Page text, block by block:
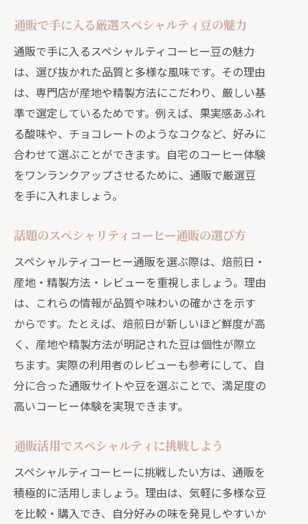
通販で手に入る厳選スペシャルティ豆の魅力
通販で手に入るスペシャルティコーヒー豆の魅力
は、選び抜かれた品質と多様な風味です。その理由
は、専門店が産地や精製方法にこだわり、厳しい基
準で選定しているためです。例えば、果実感あふれ
る酸味や、チョコレートのようなコクなど、好みに
合わせて選ぶことができます。自宅のコーヒー体験
をワンランクアップさせるために、通販で厳選豆
を手に入れましょう。
話題のスペシャリティコーヒー通販の選び方
スペシャルティコーヒー通販を選ぶ際は、焙煎日・
産地・精製方法・レビューを重視しましょう。理由
は、これらの情報が品質や味わいの確かさを示す
からです。たとえば、焙煎日が新しいほど鮮度が高
く、産地や精製方法が明記された豆は個性が際立
ちます。実際の利用者のレビューも参考にして、自
分に合った通販サイトや豆を選ぶことで、満足度の
高いコーヒー体験を実現できます。
通販活用でスペシャルティに挑戦しよう
スペシャルティコーヒーに挑戦したい方は、通販を
積極的に活用しましょう。理由は、気軽に多様な豆
を比較・購入でき、自分好みの味を発見しやすいか